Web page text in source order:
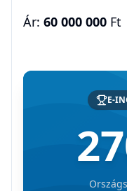
Ár: 60 000 000 Ft
E-